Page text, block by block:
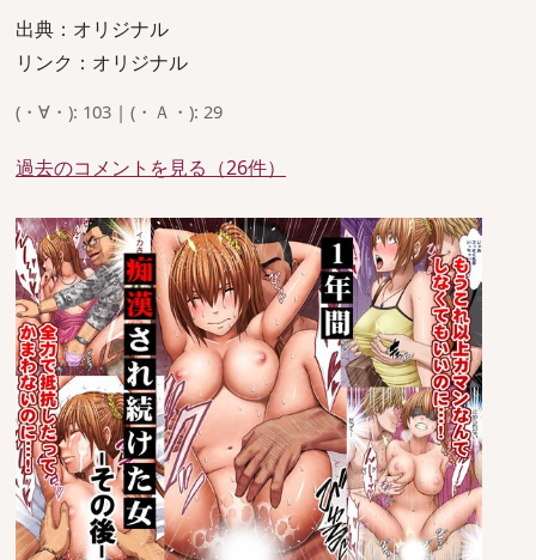
出典：オリジナル
リンク：オリジナル
(・∀・): 103 | (・Ａ・): 29
過去のコメントを見る（26件）